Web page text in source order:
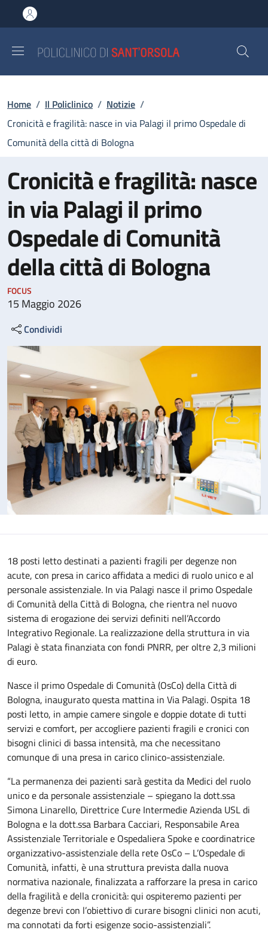
al contenuto principale
to footer content
Briciole di pane
Home / Il Policlinico / Notizie /
Cronicità e fragilità: nasce in via Palagi il primo Ospedale di
Comunità della città di Bologna
Cronicità e fragilità: nasce
in via Palagi il primo
Ospedale di Comunità
della città di Bologna
FOCUS
15 Maggio 2026
Condividi
18 posti letto destinati a pazienti fragili per degenze non
acute, con presa in carico affidata a medici di ruolo unico e al
personale assistenziale. In via Palagi nasce il primo Ospedale
di Comunità della Città di Bologna, che rientra nel nuovo
sistema di erogazione dei servizi definiti nell’Accordo
Integrativo Regionale. La realizzazione della struttura in via
Palagi è stata finanziata con fondi PNRR, per oltre 2,3 milioni
di euro.
Nasce il primo Ospedale di Comunità (OsCo) della Città di
Bologna, inaugurato questa mattina in Via Palagi. Ospita 18
posti letto, in ampie camere singole e doppie dotate di tutti
servizi e comfort, per accogliere pazienti fragili e cronici con
bisogni clinici di bassa intensità, ma che necessitano
comunque di una presa in carico clinico-assistenziale.
“La permanenza dei pazienti sarà gestita da Medici del ruolo
unico e da personale assistenziale – spiegano la dott.ssa
Simona Linarello, Direttrice Cure Intermedie Azienda USL di
Bologna e la dott.ssa Barbara Cacciari, Responsabile Area
Assistenziale Territoriale e Ospedaliera Spoke e coordinatrice
organizzativo-assistenziale della rete OsCo – L’Ospedale di
Comunità, infatti, è una struttura prevista dalla nuova
normativa nazionale, finalizzata a rafforzare la presa in carico
della fragilità e della cronicità: qui ospiteremo pazienti per
degenze brevi con l’obiettivo di curare bisogni clinici non acuti,
ma connotati da forti esigenze socio-assistenziali”.